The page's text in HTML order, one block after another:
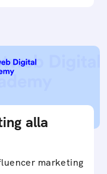
alla
marketing